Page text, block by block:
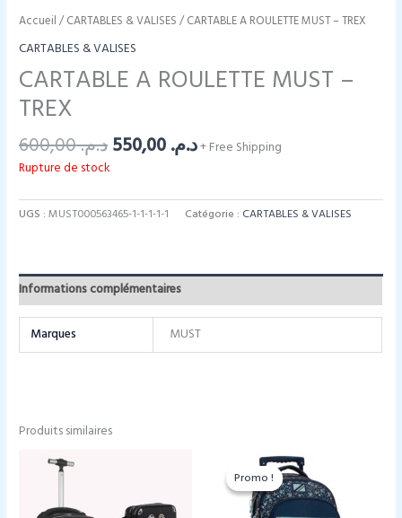
Accueil /CARTABLES & VALISES / CARTABLE A ROULETTE MUST – TREX
CARTABLES & VALISES
CARTABLE A ROULETTE MUST –
TREX
د.م.600,00 Le
était :
د.م. 600,00.
د.م.Le
est :
د.م. 550,00.
+ Free Shipping
Rupture de stock
UGS :MUST000563465-1-1-1-1-1 Catégorie : CARTABLES & VALISES
Informations complémentaires
Marques MUST
Produits similaires
Promo !
Promo !